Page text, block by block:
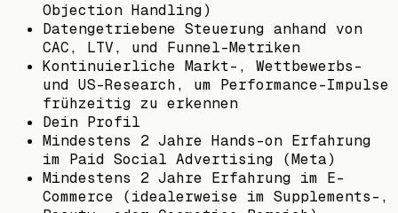
Objection Handling)
Datengetriebene Steuerung anhand von
CAC, LTV, und Funnel-Metriken
Kontinuierliche Markt-, Wettbewerbs-
und US-Research, um Performance-Impulse
frühzeitig zu erkennen
Dein Profil
Mindestens 2 Jahre Hands-on Erfahrung
im Paid Social Advertising (Meta)
Mindestens 2 Jahre Erfahrung im E-
Commerce (idealerweise im Supplements-,